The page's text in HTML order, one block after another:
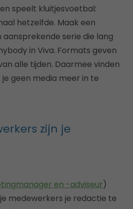
speelt kluitjesvoetbal:
hetzelfde. Maak een
serie die lang
in Viva. Formats geven
alle tijden. Daarmee vinden
geen media meer in te
zijn je
en -adviseur)
medewerkers je redactie te